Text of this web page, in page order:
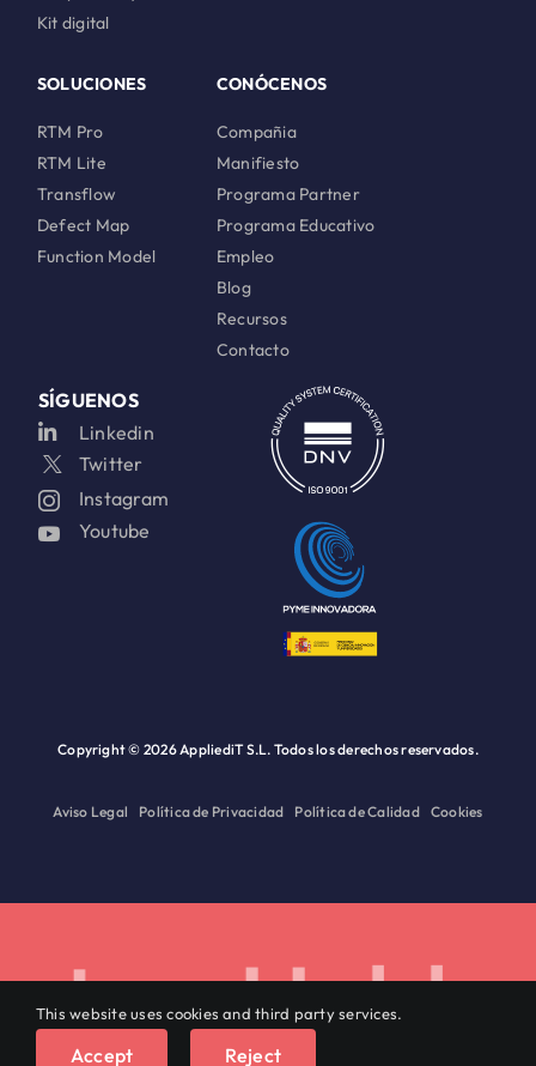
Español
Kit digital
SOLUCIONES
RTM Pro
RTM Lite
Transflow
Defect Map
Function Model
CONÓCENOS
Compañia
Manifiesto
Programa Partner
Programa Educativo
Empleo
Blog
Recursos
Contacto
SÍGUENOS
Linkedin
Twitter
Instagram
Youtube
Copyright © 2026 AppliediT S.L. Todos los derechos reservados.
Aviso Legal Política de Privacidad Política de Calidad Cookies
Habla
This website uses cookies and third party services.
Accept Reject